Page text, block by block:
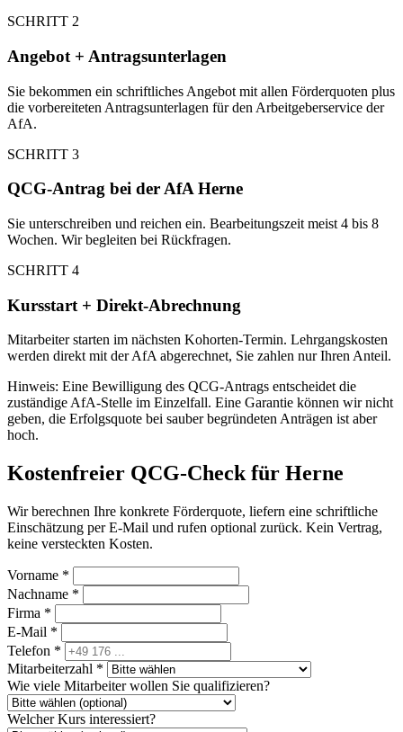
SCHRITT 2
Angebot + Antragsunterlagen
Sie bekommen ein schriftliches Angebot mit allen Förderquoten plus
die vorbereiteten Antragsunterlagen für den Arbeitgeberservice der
AfA.
SCHRITT 3
QCG-Antrag bei der AfA Herne
Sie unterschreiben und reichen ein. Bearbeitungszeit meist 4 bis 8
Wochen. Wir begleiten bei Rückfragen.
SCHRITT 4
Kursstart + Direkt-Abrechnung
Mitarbeiter starten im nächsten Kohorten-Termin. Lehrgangskosten
werden direkt mit der AfA abgerechnet, Sie zahlen nur Ihren Anteil.
Hinweis: Eine Bewilligung des QCG-Antrags entscheidet die
zuständige AfA-Stelle im Einzelfall. Eine Garantie können wir nicht
geben, die Erfolgsquote bei sauber begründeten Anträgen ist aber
hoch.
Kostenfreier QCG-Check für Herne
Wir berechnen Ihre konkrete Förderquote, liefern eine schriftliche
Einschätzung per E-Mail und rufen optional zurück. Kein Vertrag,
keine versteckten Kosten.
Vorname *
Nachname *
Firma *
E-Mail *
Telefon *
Mitarbeiterzahl *
Wie viele Mitarbeiter wollen Sie qualifizieren?
Welcher Kurs interessiert?